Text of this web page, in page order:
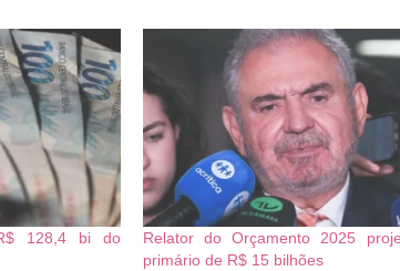
128,4 bi do
Relator do Orçamento 2025
primário de R$ 15 bilhões